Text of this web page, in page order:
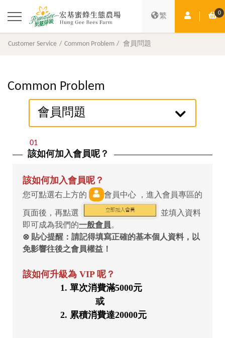
繁 Member 0
Customer Service Common Problem 會員問題
Common Problem
會員問題
01
該如何加入會員呢？
該如何加入會員呢？
您可點選右上方的 會員中心 ，進入會員專區的
頁面後，再點選
並填入資料
即可成為我們的一般會員。
⊗ 貼心提醒：請記得填寫正確的基本個人資料，以
免影響往後之會員權益！
該如何升級為 VIP 呢？
1. 單次消費滿5000元
或
2. 累積消費達20000元